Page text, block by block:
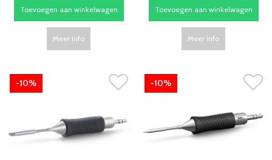
Toevoegen aan winkelwagen
Meer info
Toevoegen aan winkelwagen
Meer info
-10% -10%